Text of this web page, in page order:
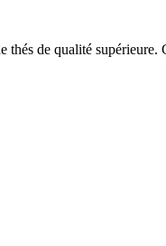
de qualité